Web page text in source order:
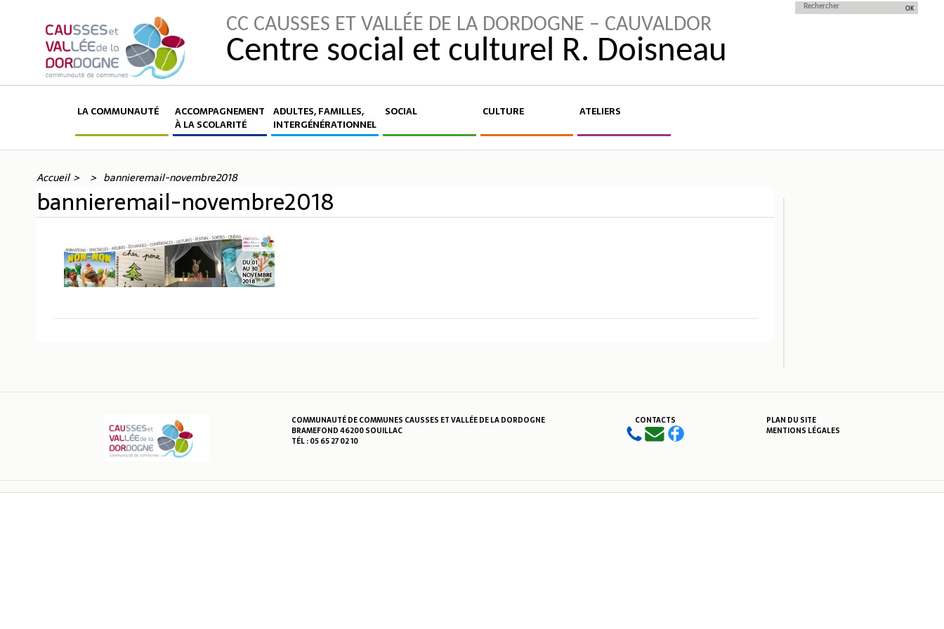
CC CAUSSES ET VALLÉE DE LA DORDOGNE – CAUVALDOR
Centre social et culturel R. Doisneau
LA COMMUNAUTÉ
ACCOMPAGNEMENT
À LA SCOLARITÉ
ADULTES, FAMILLES,
INTERGÉNÉRATIONNEL
SOCIAL CULTURE ATELIERS
Accueil bannieremail-novembre2018
bannieremail-novembre2018
COMMUNAUTÉ DE COMMUNES CAUSSES ET VALLÉE DE LA DORDOGNE
BRAMEFOND 46200 SOUILLAC
TÉL : 05 65 27 02 10
CONTACTS
PLAN DU SITE
MENTIONS LÉGALES